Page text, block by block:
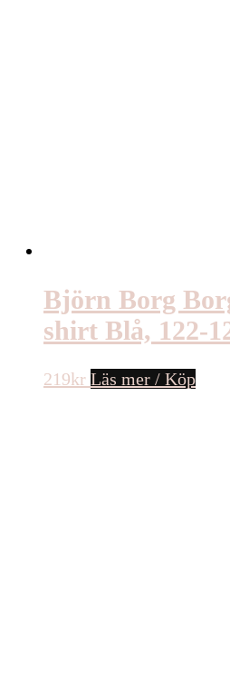
Björn Borg
shirt Blå, 122-
219kr Läs mer / Köp